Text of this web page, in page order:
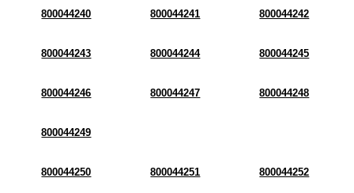
800044240 800044241 800044242
800044243 800044244 800044245
800044246 800044247 800044248
800044249
800044250 800044251 800044252